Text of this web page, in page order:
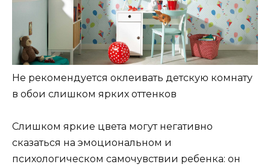
Не рекомендуется оклеивать детскую комнату
в обои слишком ярких оттенков
Слишком яркие цвета могут негативно
сказаться на эмоциональном и
психологическом самочувствии ребенка: он